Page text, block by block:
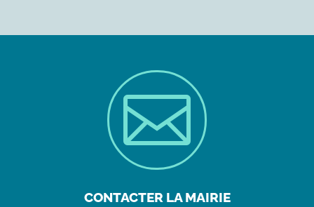

CONTACTER LA MAIRIE